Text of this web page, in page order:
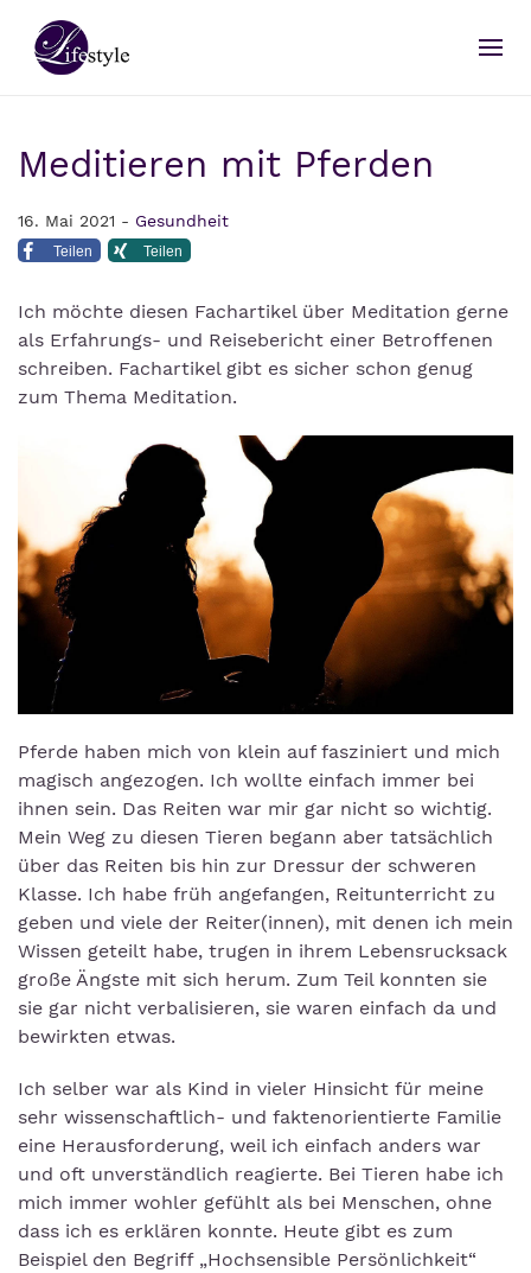
Meditieren mit Pferden
16. Mai 2021 - Gesundheit
Teilen Teilen
Ich möchte diesen Fachartikel über Meditation gerne
als Erfahrungs- und Reisebericht einer Betroffenen
schreiben. Fachartikel gibt es sicher schon genug
zum Thema Meditation.
Pferde haben mich von klein auf fasziniert und mich
magisch angezogen. Ich wollte einfach immer bei
ihnen sein. Das Reiten war mir gar nicht so wichtig.
Mein Weg zu diesen Tieren begann aber tatsächlich
über das Reiten bis hin zur Dressur der schweren
Klasse. Ich habe früh angefangen, Reitunterricht zu
geben und viele der Reiter(innen), mit denen ich mein
Wissen geteilt habe, trugen in ihrem Lebensrucksack
große Ängste mit sich herum. Zum Teil konnten sie
sie gar nicht verbalisieren, sie waren einfach da und
bewirkten etwas.
Ich selber war als Kind in vieler Hinsicht für meine
sehr wissenschaftlich- und faktenorientierte Familie
eine Herausforderung, weil ich einfach anders war
und oft unverständlich reagierte. Bei Tieren habe ich
mich immer wohler gefühlt als bei Menschen, ohne
dass ich es erklären konnte. Heute gibt es zum
Beispiel den Begriff „Hochsensible Persönlichkeit“